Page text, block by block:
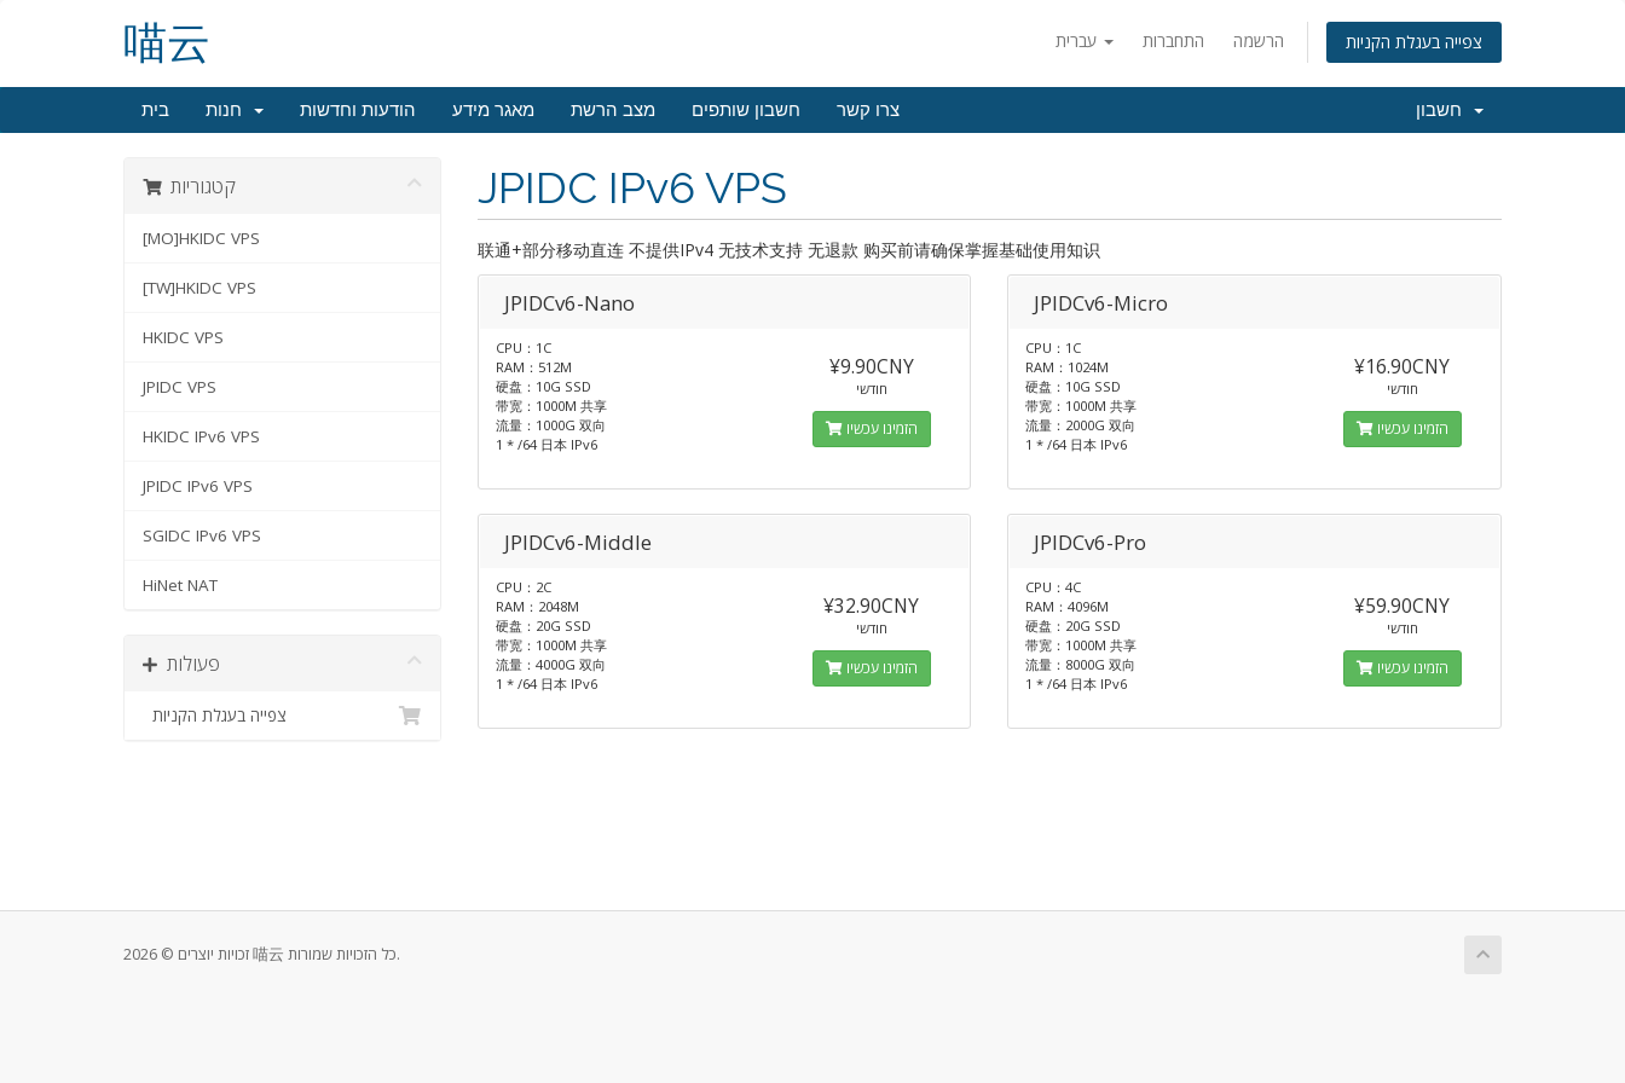
התחברות הרשמה צפייה בעגלת הקניות 喵云
בית הודעות וחדשות מאגר מידע מצב הרשת חשבון שותפים צרו קשר
קטגוריות
[MO]HKIDC VPS
[TW]HKIDC VPS
HKIDC VPS
JPIDC VPS
HKIDC IPv6 VPS
JPIDC IPv6 VPS
SGIDC IPv6 VPS
HiNet NAT
פעולות
צפייה בעגלת הקניות
JPIDC IPv6 VPS
联通+部分移动直连 不提供IPv4 无技术支持 无退款 购买前请确保掌握基础使用知识
JPIDCv6-Nano
CPU：1C
RAM：512M
硬盘：10G SSD
带宽：1000M 共享
流量：1000G 双向
1 * /64 日本 IPv6
¥9.90CNY
חודשי
הזמינו עכשיו
JPIDCv6-Micro
CPU：1C
RAM：1024M
硬盘：10G SSD
带宽：1000M 共享
流量：2000G 双向
1 * /64 日本 IPv6
¥16.90CNY
חודשי
הזמינו עכשיו
JPIDCv6-Middle
CPU：2C
RAM：2048M
硬盘：20G SSD
带宽：1000M 共享
流量：4000G 双向
1 * /64 日本 IPv6
¥32.90CNY
חודשי
הזמינו עכשיו
JPIDCv6-Pro
CPU：4C
RAM：4096M
硬盘：20G SSD
带宽：1000M 共享
流量：8000G 双向
1 * /64 日本 IPv6
¥59.90CNY
חודשי
הזמינו עכשיו
זכויות יוצרים © 2026 喵云 כל הזכויות שמורות.